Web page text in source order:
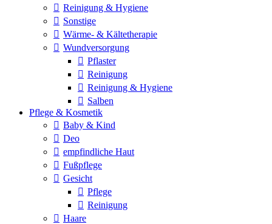
Reinigung & Hygiene
Sonstige
Wärme- & Kältetherapie
Wundversorgung
Pflaster
Reinigung
Reinigung & Hygiene
Salben
Pflege & Kosmetik
Baby & Kind
Deo
empfindliche Haut
Fußpflege
Gesicht
Pflege
Reinigung
Haare